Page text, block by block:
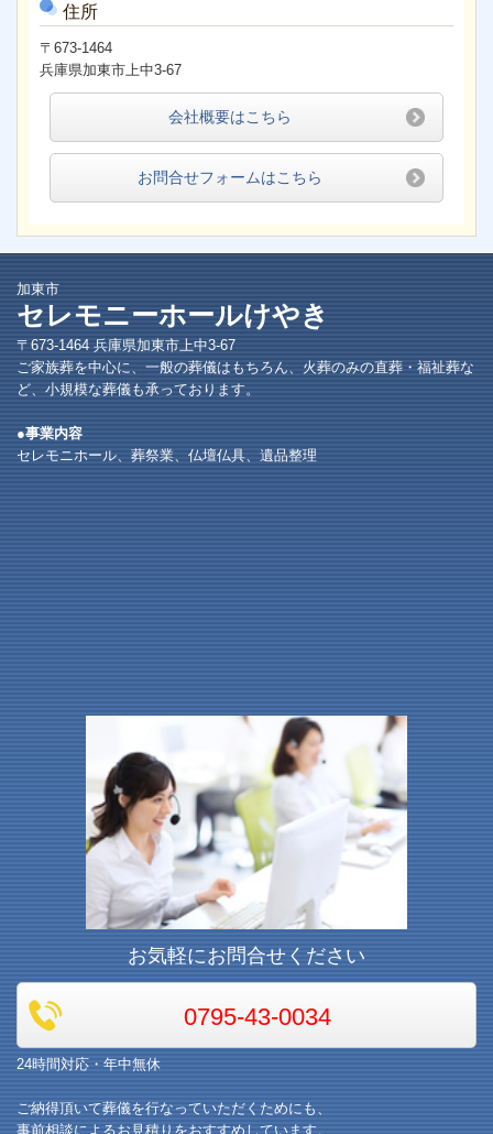
住所
〒673-1464
兵庫県加東市上中3-67
会社概要はこちら
お問合せフォームはこちら
加東市
セレモニーホールけやき
〒673-1464 兵庫県加東市上中3-67
ご家族葬を中心に、一般の葬儀はもちろん、火葬のみの直葬・福祉葬な
ど、小規模な葬儀も承っております。
●事業内容
セレモニホール、葬祭業、仏壇仏具、遺品整理
お気軽にお問合せください
0795-43-0034
24時間対応・年中無休
ご納得頂いて葬儀を行なっていただくためにも、
事前相談によるお見積りをおすすめしています。